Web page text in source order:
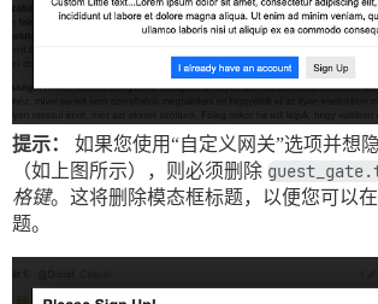
提示：
如果您使用“自定义网关”选项并想
（如上图所示），则必须删除
格键。这将删除模态框标题，以便您可以
题。